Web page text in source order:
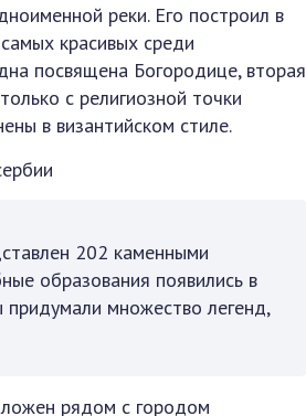
реки. Его построил в
красивых среди
посвящена Богородице, вторая
с религиозной точки
в византийском стиле.
202 каменными
образования появились в
придумали множество легенд,
рядом с городом